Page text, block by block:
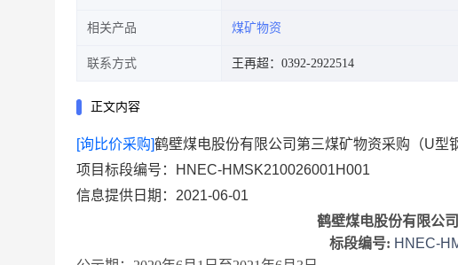
相关产品 煤矿物资
联系方式 王再超：0392-2922514
正文内容
[询比价采购]鹤壁煤电股份有限公司第三煤矿物资采购（U型
项目标段编号：HNEC-HMSK210026001H001
信息提供日期：2021-06-01
鹤壁煤电股份有限公
标段编号: HNEC-